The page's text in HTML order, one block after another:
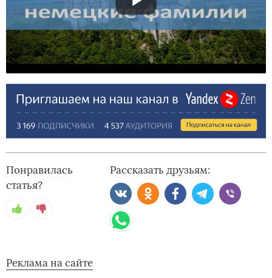
Понравилась
статья?
Рассказать друзьям:
Реклама на сайте